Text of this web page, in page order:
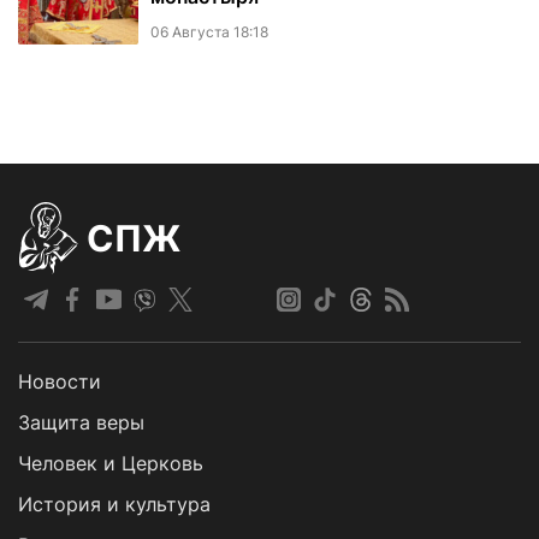
06 Августа 18:18
СПЖ
Новости
Защита веры
Человек и Церковь
История и культура